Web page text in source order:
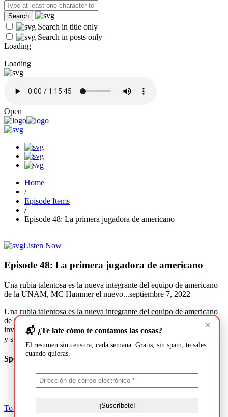
Search in title only
Search in posts only
Loading
Loading
Open
Home
/
Episode Items
/
Episode 48: La primera jugadora de americano
Listen Now
Episode 48: La primera jugadora de americano
Una rubia talentosa es la nueva integrante del equipo de americano
de la UNAM, MC Hammer el nuevo...septiembre 7, 2022
Una rubia talentosa es la nueva integrante del equipo de americano
de la UNAM, MC Hammer el nuevo filósofo en twitter, el atentado
inverosímil en contra de Cristina Fernández de Kirchner, Don Nica
y su sección, esto y más en nuestra entrega #48
Speakers & Guests
To Top
×
📬 ¿Te late cómo te contamos las cosas?
El resumen sin censura, cada semana. Gratis, sin spam, te sales
cuando quieras.